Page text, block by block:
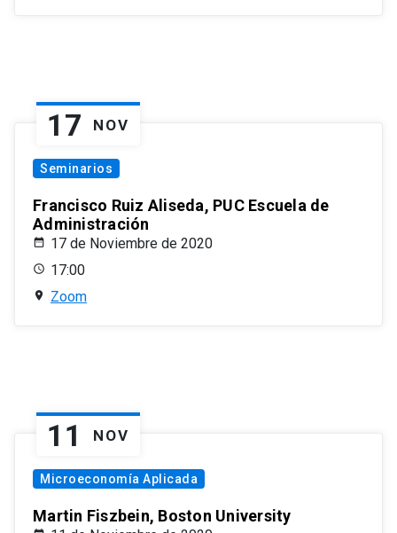
17 NOV
Seminarios
Francisco Ruiz Aliseda, PUC Escuela de
Administración
17 de Noviembre de 2020
17:00
Zoom
11 NOV
Microeconomía Aplicada
Martin Fiszbein, Boston University